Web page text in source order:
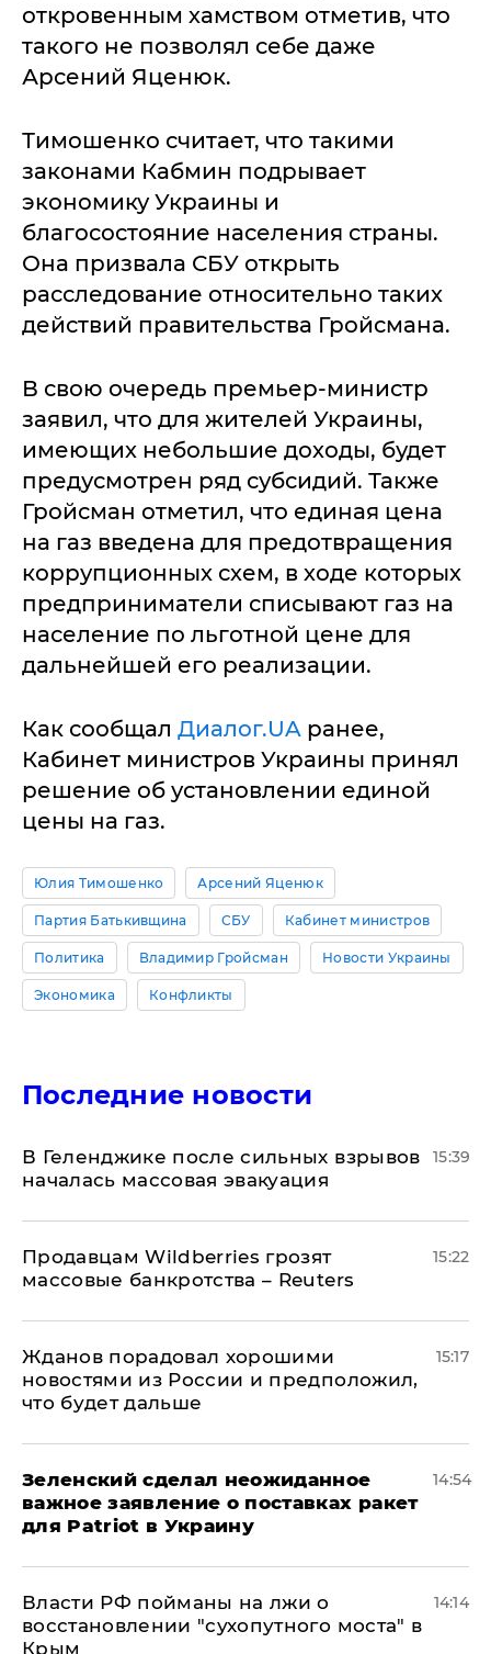
откровенным хамством отметив, что
такого не позволял себе даже
Арсений Яценюк.
Тимошенко считает, что такими
законами Кабмин подрывает
экономику Украины и
благосостояние населения страны.
Она призвала СБУ открыть
расследование относительно таких
действий правительства Гройсмана.
В свою очередь премьер-министр
заявил, что для жителей Украины,
имеющих небольшие доходы, будет
предусмотрен ряд субсидий. Также
Гройсман отметил, что единая цена
на газ введена для предотвращения
коррупционных схем, в ходе которых
предприниматели списывают газ на
население по льготной цене для
дальнейшей его реализации.
Как сообщал Диалог.UA ранее,
Кабинет министров Украины принял
решение об установлении единой
цены на газ.
Юлия Тимошенко Арсений Яценюк
Партия Батькивщина СБУ Кабинет министров
Политика Владимир Гройсман Новости Украины
Экономика Конфликты
Последние новости
В Геленджике после сильных взрывов
началась массовая эвакуация
15:39
Продавцам Wildberries грозят
массовые банкротства – Reuters
15:22
Жданов порадовал хорошими
новостями из России и предположил,
что будет дальше
15:17
Зеленский сделал неожиданное
важное заявление о поставках ракет
для Patriot в Украину
14:54
Власти РФ пойманы на лжи о
восстановлении "сухопутного моста" в
Крым
14:14